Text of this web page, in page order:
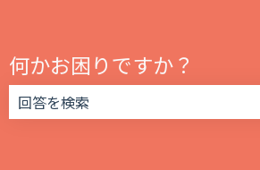
何かお困りですか？